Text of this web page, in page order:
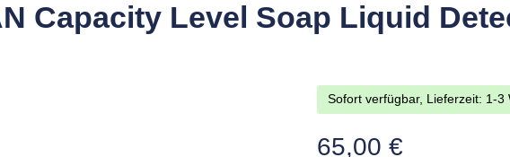
Capacity Level Soap Liquid
Sofort verfügbar, Lieferzeit: 1-3
Regulärer Preis:
65,00 €